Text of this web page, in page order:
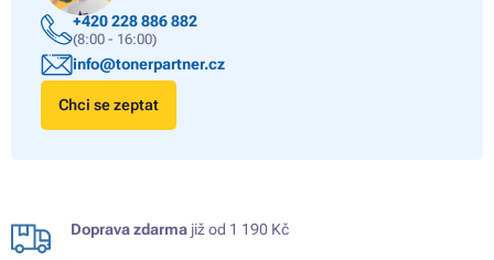
+420 228 886 882
(8:00 - 16:00)
info@tonerpartner.cz
Chci se zeptat
Doprava zdarma již od 1 190 Kč